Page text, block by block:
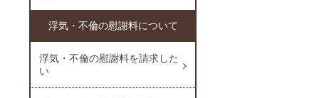
浮気・不倫の慰謝料について
浮気・不倫の慰謝料を請求した
い